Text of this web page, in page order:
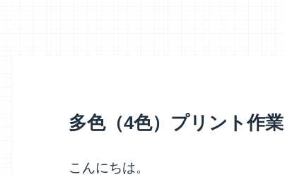
多色（4色）プリント作業
こんにちは。